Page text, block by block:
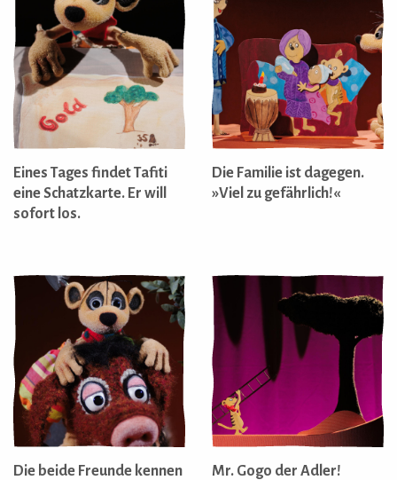
Eines Tages findet Tafiti
eine Schatzkarte. Er will
sofort los.
Die Familie ist dagegen.
»Viel zu gefährlich!«
Die beide Freunde kennen
Mr. Gogo der Adler!